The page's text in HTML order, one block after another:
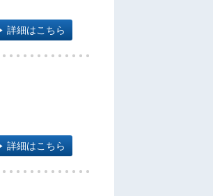
詳細はこちら
詳細はこちら